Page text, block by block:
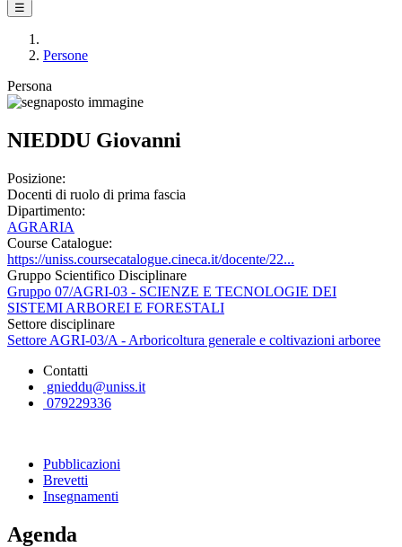
☰
Persone
Persona
NIEDDU Giovanni
Posizione:
Docenti di ruolo di prima fascia
Dipartimento:
AGRARIA
Course Catalogue:
https://uniss.coursecatalogue.cineca.it/docente/22...
Gruppo Scientifico Disciplinare
Gruppo 07/AGRI-03 - SCIENZE E TECNOLOGIE DEI
SISTEMI ARBOREI E FORESTALI
Settore disciplinare
Settore AGRI-03/A - Arboricoltura generale e coltivazioni arboree
Contatti
gnieddu@uniss.it
079229336
Pubblicazioni
Brevetti
Insegnamenti
Agenda